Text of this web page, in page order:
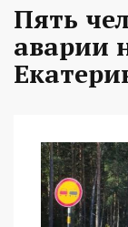
Пять
аварии